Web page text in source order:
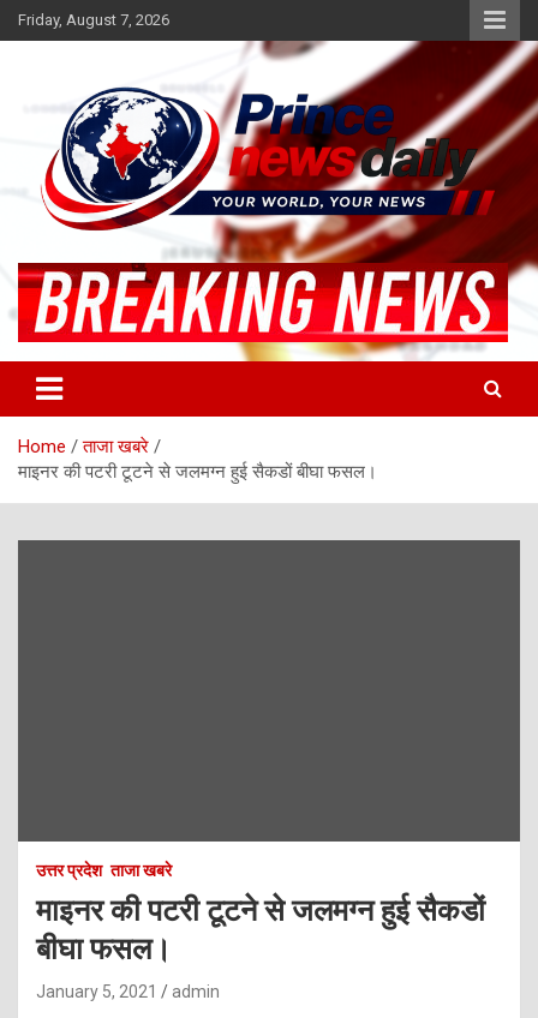
Skip
to
Friday, August 7, 2026
Princenews Daily
Home
ताजा खबरे
माइनर की पटरी टूटने से जलमग्न हुई सैकडों बीघा फसल।
उत्तर प्रदेश ताजा खबरे
माइनर की पटरी टूटने से जलमग्न हुई सैकडों
बीघा फसल।
January 5, 2021 admin